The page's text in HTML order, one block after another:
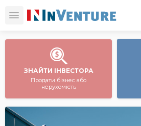
ЗНАЙТИ ІНВЕСТОРА
Продати бізнес або
нерухомість